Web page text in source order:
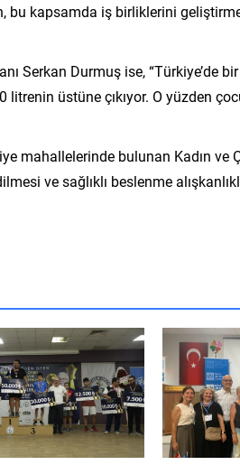
bu kapsamda iş birliklerini
Serkan Durmuş ise, “Türkiye’de
üstüne çıkıyor. O yüzden
mahallelerinde bulunan Kadın
ve sağlıklı beslenme